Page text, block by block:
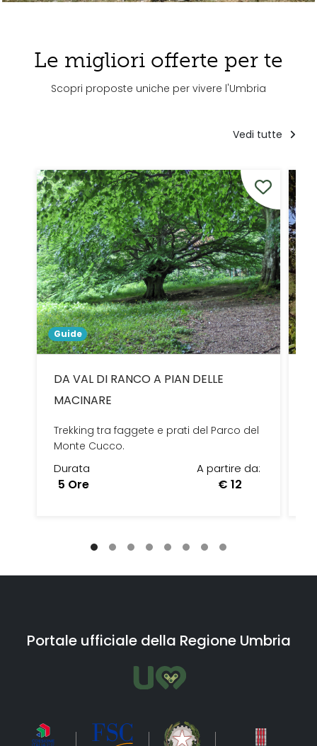
Le migliori offerte per te
Scopri proposte uniche per vivere l'Umbria
Vedi tutte
Guide
DA VAL DI RANCO A PIAN DELLE
MACINARE
Trekking tra faggete e prati del Parco del
Monte Cucco.
Durata
5 Ore
A partire da:
€ 12
Portale ufficiale della Regione Umbria